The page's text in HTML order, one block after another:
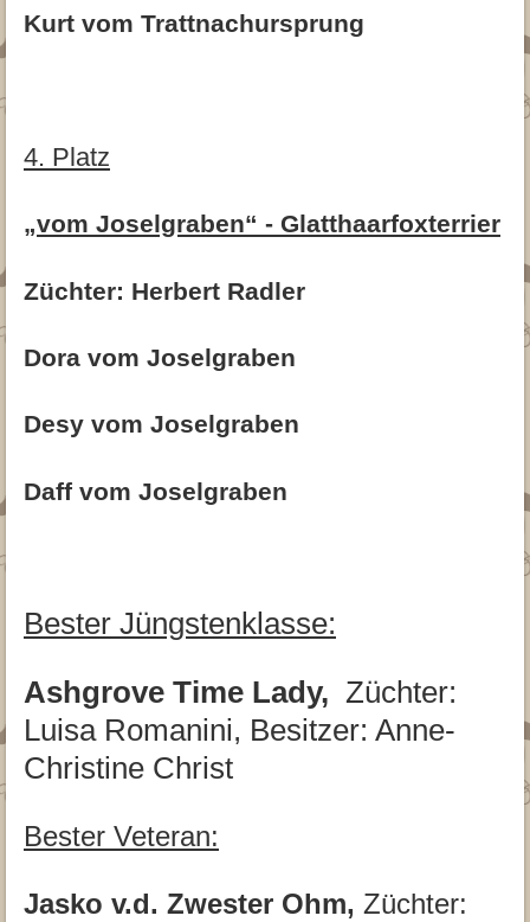
Kurt vom Trattnachursprung
4. Platz
„vom Joselgraben“ - Glatthaarfoxterrier
Züchter: Herbert Radler
Dora vom Joselgraben
Desy vom Joselgraben
Daff vom Joselgraben
Bester Jüngstenklasse:
Ashgrove Time Lady, Züchter:
Luisa Romanini, Besitzer: Anne-
Christine Christ
Bester Veteran:
Jasko v.d. Zwester Ohm, Züchter: